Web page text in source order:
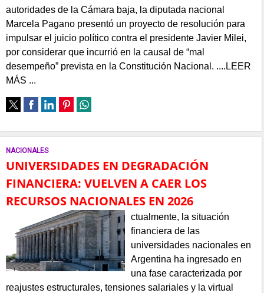
autoridades de la Cámara baja, la diputada nacional
Marcela Pagano presentó un proyecto de resolución para
impulsar el juicio político contra el presidente Javier Milei,
por considerar que incurrió en la causal de “mal
desempeño” prevista en la Constitución Nacional. ....LEER
MÁS ...
NACIONALES
UNIVERSIDADES EN DEGRADACIÓN
FINANCIERA: VUELVEN A CAER LOS
RECURSOS NACIONALES EN 2026
ctualmente, la situación
financiera de las
universidades nacionales en
Argentina ha ingresado en
una fase caracterizada por
reajustes estructurales, tensiones salariales y la virtual